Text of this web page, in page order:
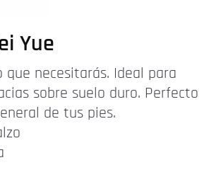
Yue
que necesitarás. Ideal para
sobre suelo duro. Perfecto
de tus pies.